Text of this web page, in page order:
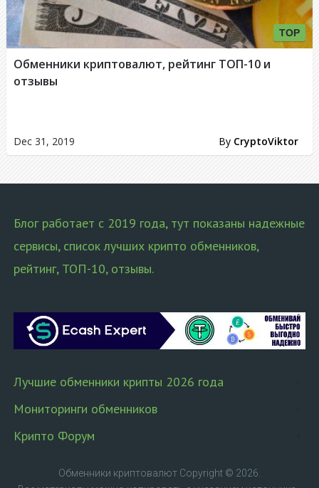
TOP
Dec 31, 2019 By CryptoViktor
Обменники криптовалют, рейтинг ТОП-10 и
отзывы
Блог работает с 2019 года, тут показаны надежные
сервисы, список лучших крипто обменников,
рейтинг, ТОП-10, отзывы.
Лучшие обменники крипты 2026 года
Мониторинги обменников
Крипто Форум
Обменники криптовалютCopyright © 2026.